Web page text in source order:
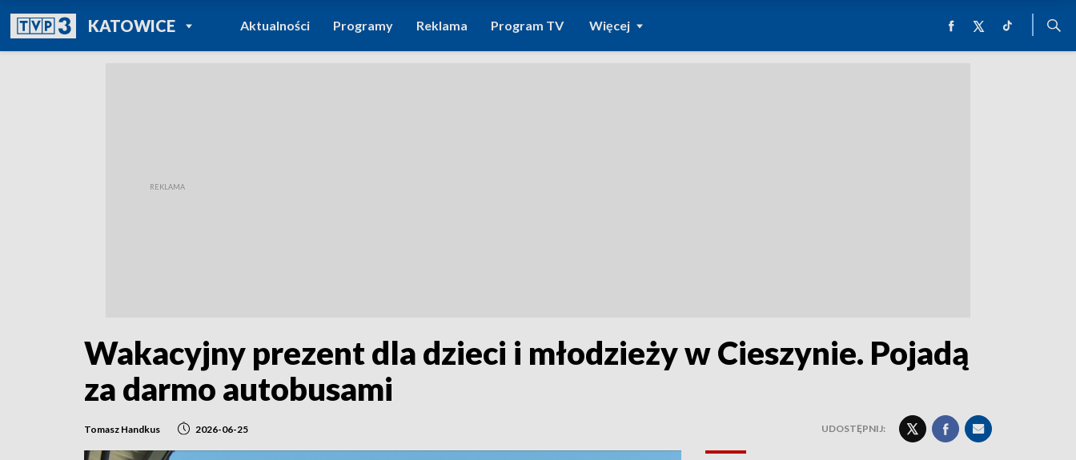
KATOWICEPOWRÓT DO
TVP REGIONY
Aktualności Programy Reklama Program TV Więcej
Wakacyjny prezent dla dzieci i młodzieży w Cieszynie. Pojadą
za darmo autobusami
Tomasz Handkus 2026-06-25 UDOSTĘPNIJ: